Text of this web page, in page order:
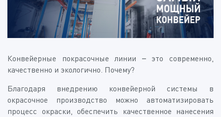
Конвейерные покрасочные линии – это современно,
качественно и экологично. Почему?
Благодаря внедрению конвейерной системы в
окрасочное производство можно автоматизировать
процесс окраски, обеспечить качественное нанесения